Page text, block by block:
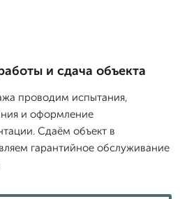
и сдача объекта
проводим испытания,
и оформление
Сдаём объект в
гарантийное обслуживание